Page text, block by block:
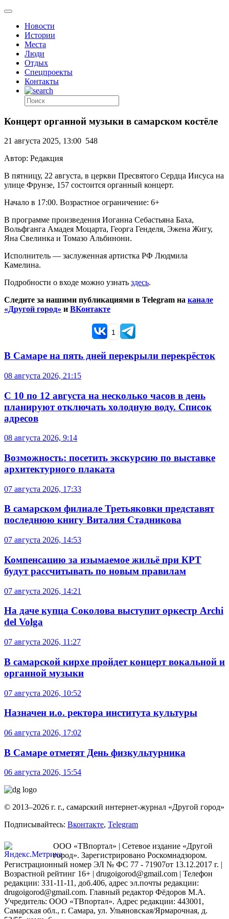
Новости
Истории
Места
Люди
Отдых
Спецпроекты
Контакты
Концерт органной музыки в самарском костёле
21 августа 2025, 13:00 548
Автор: Редакция
В пятницу, 22 августа, в церкви Пресвятого Сердца Иисуса на
улице Фрунзе, 157 состоится органный концерт.
Начало в 17:00. Возрастное ограничение: 6+
В программе произведения Иоганна Себастьяна Баха,
Вольфганга Амадея Моцарта, Георга Генделя, Эжена Жигу,
Яна Свелинка и Томазо Альбинони.
Исполнитель — заслуженная артистка РФ Людмила
Камелина.
Подробности о входе можно узнать здесь.
Следите за нашими публикациями в Telegram на канале
«Другой город» и ВКонтакте
1
В Самаре на пять дней перекрыли перекрёсток
08 августа 2026, 21:15
С 10 по 12 августа на несколько часов в день
планируют отключать холодную воду. Список
адресов
08 августа 2026, 9:14
Возможность: посетить экскурсию по выставке
архитектурного плаката
07 августа 2026, 17:33
В самарском филиале Третьяковки представят
последнюю книгу Виталия Стадникова
07 августа 2026, 14:53
Компенсацию за изымаемое жильё при КРТ
будут рассчитывать по новым правилам
07 августа 2026, 14:21
На даче купца Соколова выступит оркестр Archi
del Volga
07 августа 2026, 11:27
В самарской кирхе пройдет концерт вокальной и
органной музыки
07 августа 2026, 10:52
Назначен и.о. ректора института культуры
06 августа 2026, 17:02
В Самаре отметят День физкультурника
06 августа 2026, 15:54
© 2013–2026 г. г., самарский интернет-журнал «Другой город»
Подписывайтесь: Вконтакте, Telegram
ООО «ТВпортал» | Сетевое издание «Другой
город». Зарегистрировано Роскомнадзором.
Регистрационный номер ЭЛ № ФС 77 - 71907от 13.12.2017 г. |
Возрастной рейтинг 16+ | drugoigorod@gmail.com | Телефон
редакции: 331-11-11, доб.406, адрес эл.почты редакции:
drugoigorod@gmail.com. Главный редактор Фёдоров М.А.
Учредитель: ООО «ТВпортал». Адрес редакции: 443001,
Самарская обл., г. Самара, ул. Ульяновская/Ярмарочная, д.